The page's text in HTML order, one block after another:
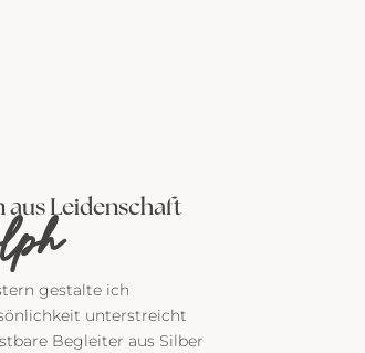
aus Leidenschaft
gestalte ich
unterstreicht
Begleiter aus Silber